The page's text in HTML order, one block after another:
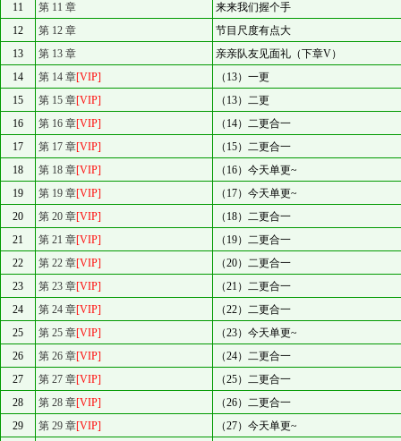
11
第 11 章
来来我们握个手
12
第 12 章
节目尺度有点大
13
第 13 章
亲亲队友见面礼（下章V）
14
第 14 章[VIP]
（13）一更
15
第 15 章[VIP]
（13）二更
16
第 16 章[VIP]
（14）二更合一
17
第 17 章[VIP]
（15）二更合一
18
第 18 章[VIP]
（16）今天单更~
19
第 19 章[VIP]
（17）今天单更~
20
第 20 章[VIP]
（18）二更合一
21
第 21 章[VIP]
（19）二更合一
22
第 22 章[VIP]
（20）二更合一
23
第 23 章[VIP]
（21）二更合一
24
第 24 章[VIP]
（22）二更合一
25
第 25 章[VIP]
（23）今天单更~
26
第 26 章[VIP]
（24）二更合一
27
第 27 章[VIP]
（25）二更合一
28
第 28 章[VIP]
（26）二更合一
29
第 29 章[VIP]
（27）今天单更~